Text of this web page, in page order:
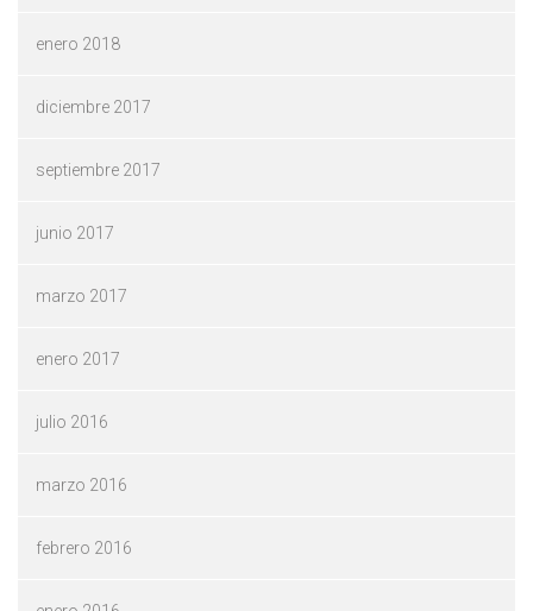
enero 2018
diciembre 2017
septiembre 2017
junio 2017
marzo 2017
enero 2017
julio 2016
marzo 2016
febrero 2016